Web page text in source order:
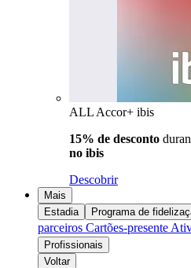
ALL Accor+ ibis
15% de desconto
no ibis
Descobrir
Mais
Estadia
Programa de
parceiros Cartões-presente
Profissionais
Voltar